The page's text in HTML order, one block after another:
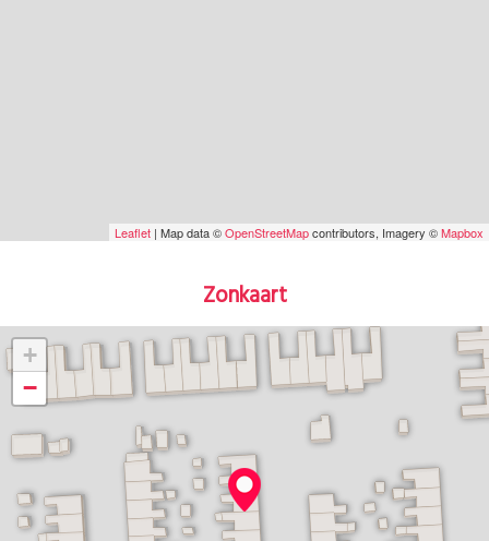
Leaflet | Map data ©OpenStreetMapcontributors, Imagery ©Mapbox
Zonkaart
+
−